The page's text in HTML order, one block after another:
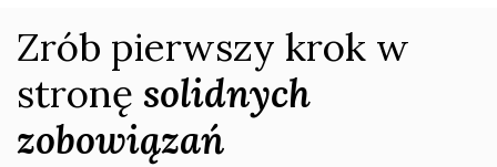
Zrób pierwszy krok w
stronę solidnych
zobowiązań